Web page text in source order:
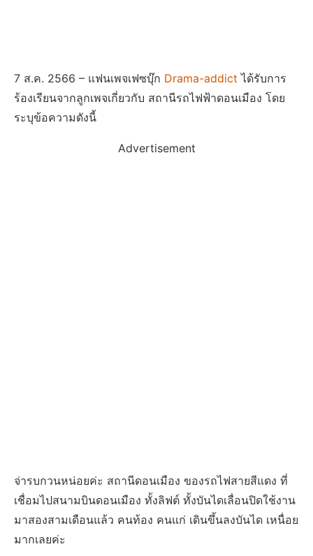
7 ส.ค. 2566 – แฟนเพจเฟซบุ๊ก Drama-addict ได้รับการ
ร้องเรียนจากลูกเพจเกี่ยวกับ สถานีรถไฟฟ้าดอนเมือง โดย
ระบุข้อความดังนี้
Advertisement
จ่ารบกวนหน่อยค่ะ สถานีดอนเมือง ของรถไฟสายสีแดง ที่
เชื่อมไปสนามบินดอนเมือง ทั้งลิฟต์ ทั้งบันไดเลื่อนปิดใช้งาน
มาสองสามเดือนแล้ว คนท้อง คนแก่ เดินขึ้นลงบันได เหนื่อย
มากเลยค่ะ